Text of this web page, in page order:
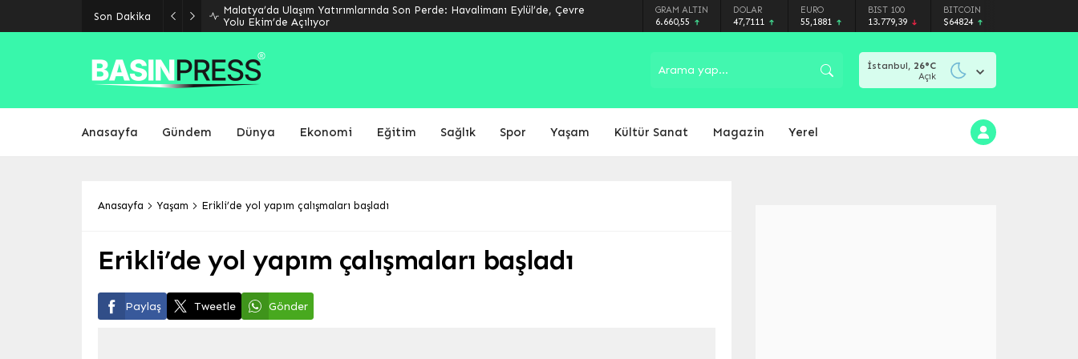
Son Dakika
Malatya’da Ulaşım Yatırımlarında Son Perde: Havalimanı Eylül’de, Çevre
Yolu Ekim’de Açılıyor
GRAM ALTIN
6.660,55
DOLAR
47,7111
EURO
55,1881
BIST 100
13.779,39
BITCOIN
$64824
İstanbul, 26°C
Açık
Anasayfa Gündem Dünya Ekonomi Eğitim Sağlık Spor Yaşam Kültür Sanat Magazin Yerel
Anasayfa Yaşam Erikli’de yol yapım çalışmaları başladı
Erikli’de yol yapım çalışmaları başladı
Paylaş Tweetle Gönder